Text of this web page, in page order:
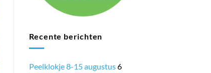
Recente berichten
Peelklokje 8-15 augustus6